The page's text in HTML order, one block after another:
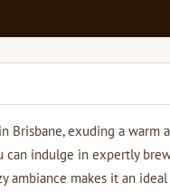
Brisbane, exuding a
can indulge in expertly
ambiance makes it an